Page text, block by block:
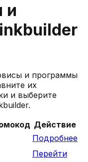
и
и программы
их
и выберите
.
Действие
Подробнее
Перейти